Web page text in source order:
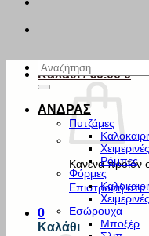
Καλάθι /€0.00 0
Κανένα προϊόν
Επιστροφή στο
0
Καλάθι
Αναζήτηση
για:
ΑΝΔΡΑΣ
Πυτζάμες
Χειμερινές
Ρόμπες
Φόρμες
Χειμερινές
Εσώρουχα
Μποξέρ